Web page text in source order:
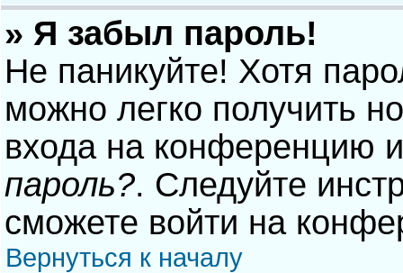
» Я забыл пароль!
Не паникуйте! Хотя
можно легко получить
входа на конференцию
пароль?. Следуйте
сможете войти на
Вернуться к началу